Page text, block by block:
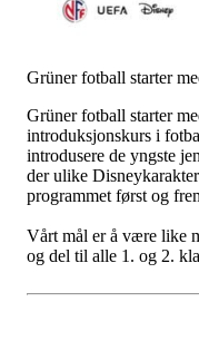
Grüner fotball starter
Grüner fotball starter
introduksjonskurs i
introdusere de yngste
der ulike
programmet først og
Vårt mål er å være like
og del til alle 1. og 2.